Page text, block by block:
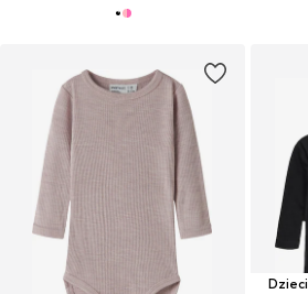
Dzieci